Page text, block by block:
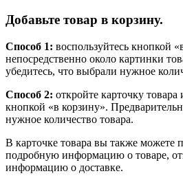
Добавьте товар в корзину.
Способ 1: воспользуйтесь кнопкой
непосредственно около картинки
убедитесь, что выбрали нужное
Способ 2: откройте карточку товара
кнопкой «в корзину».
нужное количество товара.
В карточке товара вы также можете
подробную информацию о товаре,
информацию о доставке.